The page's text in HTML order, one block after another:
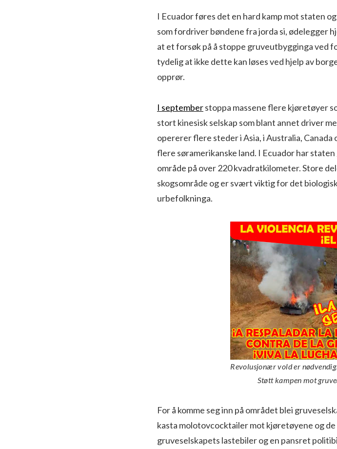
I Ecuador føres det en hard kamp mot staten
som fordriver bøndene fra jorda si, ødelegger
at et forsøk på å stoppe gruveutbygginga ved
tydelig at ikke dette kan løses ved hjelp av
opprør.
I septemberstoppa massene flere kjøretøyer
stort kinesisk selskap som blant annet driver
opererer flere steder i Asia, i Australia,
flere søramerikanske land. I Ecuador har
område på over 220 kvadratkilometer. Store
skogsområde og er svært viktig for det
urbefolkninga.
Revolusjonær vold er
Støtt kampen mot
For å komme seg inn på området blei
kasta molotovcocktailer mot kjøretøyene og de
gruveselskapets lastebiler og en pansret